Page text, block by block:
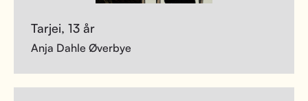
Tarjei, 13 år
Anja Dahle Øverbye